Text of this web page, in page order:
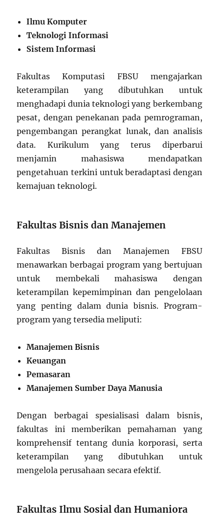
Ilmu Komputer
Teknologi Informasi
Sistem Informasi
Fakultas Komputasi FBSU mengajarkan
keterampilan yang dibutuhkan untuk
menghadapi dunia teknologi yang berkembang
pesat, dengan penekanan pada pemrograman,
pengembangan perangkat lunak, dan analisis
data. Kurikulum yang terus diperbarui
menjamin mahasiswa mendapatkan
pengetahuan terkini untuk beradaptasi dengan
kemajuan teknologi.
Fakultas Bisnis dan Manajemen
Fakultas Bisnis dan Manajemen FBSU
menawarkan berbagai program yang bertujuan
untuk membekali mahasiswa dengan
keterampilan kepemimpinan dan pengelolaan
yang penting dalam dunia bisnis. Program-
program yang tersedia meliputi:
Manajemen Bisnis
Keuangan
Pemasaran
Manajemen Sumber Daya Manusia
Dengan berbagai spesialisasi dalam bisnis,
fakultas ini memberikan pemahaman yang
komprehensif tentang dunia korporasi, serta
keterampilan yang dibutuhkan untuk
mengelola perusahaan secara efektif.
Fakultas Ilmu Sosial dan Humaniora